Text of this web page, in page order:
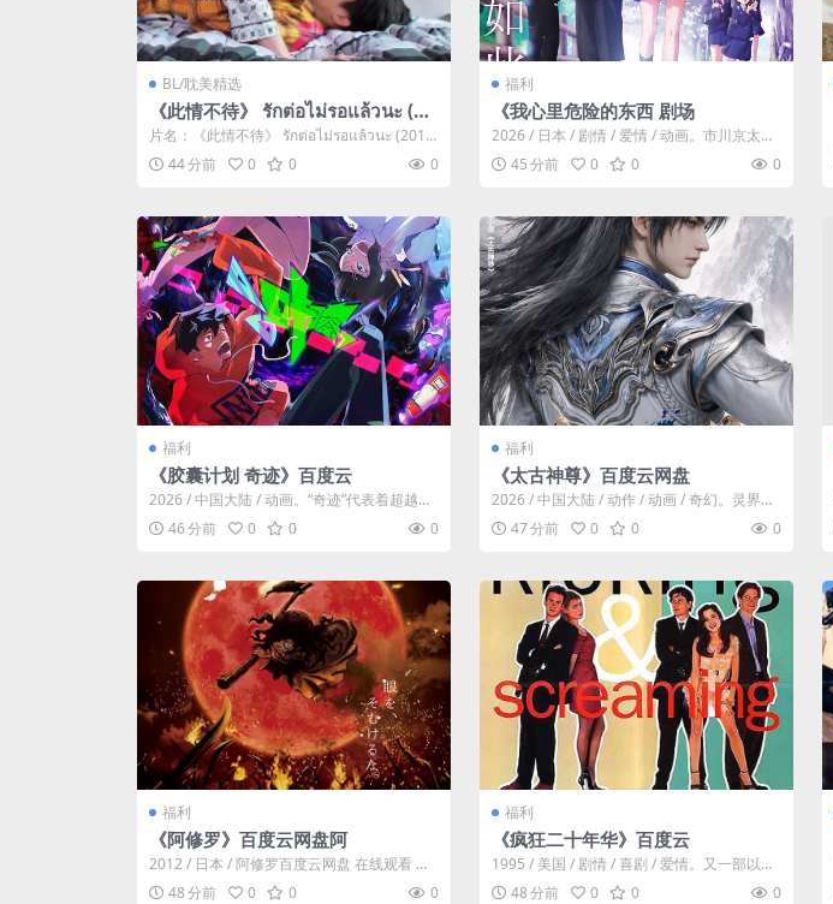
BL/耽美精选
《此情不待》 รักต่อไม่รอแล้วนะ (20
19)：BL剧集剧情简介与夸克网盘资
源
片名：《此情不待》 รักต่อไม่รอแล้วนะ (201
9)：BL剧集剧...
44 分前 0 0 0
福利
《我心里危险的东西 剧场
2026 / 日本 / 剧情 / 爱情 / 动画。市川京太郎
是个沉迷于《杀人大百...
45 分前 0 0 0
福利
《胶囊计划 奇迹》百度云
2026 / 中国大陆 / 动画。“奇迹”代表着超越常
规、突破限制，达到某种非凡...
46 分前 0 0 0
福利
《太古神尊》百度云网盘
2026 / 中国大陆 / 动作 / 动画 / 奇幻。灵界至
尊太子惨遭算计身死，...
47 分前 0 0 0
福利
《阿修罗》百度云网盘阿
2012 / 日本 / 阿修罗百度云网盘 在线观看 迅
雷下载。电影《阿修罗》讲述...
48 分前 0 0 0
福利
《疯狂二十年华》百度云
1995 / 美国 / 剧情 / 喜剧 / 爱情。又一部以刚
踏入社会却失去生活目...
48 分前 0 0 0